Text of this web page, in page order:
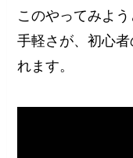
このやってみよ
手軽さが、初心
れます。